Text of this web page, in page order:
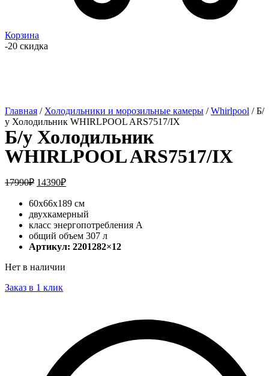
Корзина
-20 скидка
Главная / Холодильники и морозильные камеры /Whirlpool / Б/
у Холодильник WHIRLPOOL ARS7517/IX
Б/у Холодильник
WHIRLPOOL ARS7517/IX
17990₽ 14390₽
60х66х189 см
двухкамерный
класс энергопотребления A
общий объем 307 л
Артикул: 2201282×12
Нет в наличии
Заказ в 1 клик